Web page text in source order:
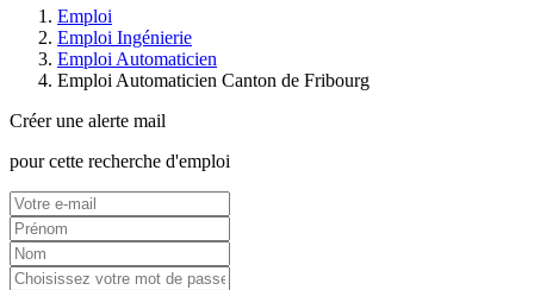
Emploi
Emploi Ingénierie
Emploi Automaticien
Emploi Automaticien Canton de Fribourg
Créer une alerte mail
pour cette recherche d'emploi